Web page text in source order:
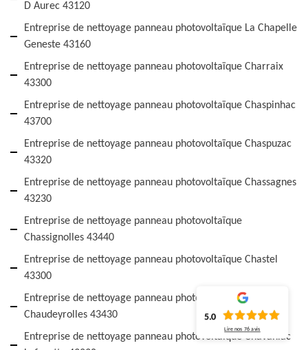
D Aurec 43120
Entreprise de nettoyage panneau photovoltaïque La Chapelle
Geneste 43160
Entreprise de nettoyage panneau photovoltaïque Charraix
43300
Entreprise de nettoyage panneau photovoltaïque Chaspinhac
43700
Entreprise de nettoyage panneau photovoltaïque Chaspuzac
43320
Entreprise de nettoyage panneau photovoltaïque Chassagnes
43230
Entreprise de nettoyage panneau photovoltaïque
Chassignolles 43440
Entreprise de nettoyage panneau photovoltaïque Chastel
43300
Entreprise de nettoyage panneau photovoltaïque
Chaudeyrolles 43430
Entreprise de nettoyage panneau photovoltaïque Chavaniac
5.0
Lire nos 76 avis